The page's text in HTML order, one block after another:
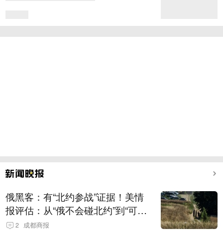
俄黑客：有“北约参战”证据！美情
报评估：从“俄不会碰北约”到“可能
发动有限攻击”
2 成都商报